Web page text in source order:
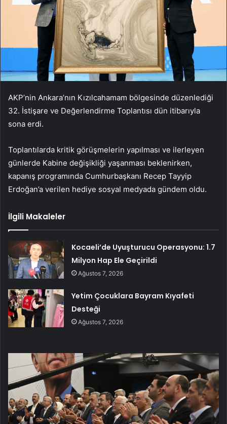
AKP’nin Ankara’nın Kızılcahamam bölgesinde düzenlediği
32. İstişare ve Değerlendirme Toplantısı dün itibarıyla
sona erdi.
Toplantılarda kritik görüşmelerin yapılması ve ilerleyen
günlerde Kabine değişikliği yaşanması beklenirken,
kapanış programında Cumhurbaşkanı Recep Tayyip
Erdoğan’a verilen hediye sosyal medyada gündem oldu.
İlgili Makaleler
Kocaeli’de Uyuşturucu Operasyonu: 1.7
Milyon Hap Ele Geçirildi
Ağustos 7, 2026
Yetim Çocuklara Bayram Kıyafeti
Desteği
Ağustos 7, 2026